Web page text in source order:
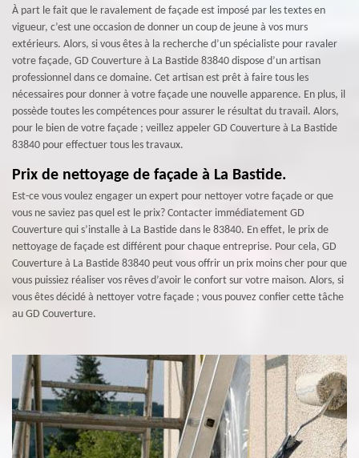
À part le fait que le ravalement de façade est imposé par les textes en
vigueur, c’est une occasion de donner un coup de jeune à vos murs
extérieurs. Alors, si vous êtes à la recherche d’un spécialiste pour ravaler
votre façade, GD Couverture à La Bastide 83840 dispose d’un artisan
professionnel dans ce domaine. Cet artisan est prêt à faire tous les
nécessaires pour donner à votre façade une nouvelle apparence. En plus, il
possède toutes les compétences pour assurer le résultat du travail. Alors,
pour le bien de votre façade ; veillez appeler GD Couverture à La Bastide
83840 pour effectuer tous les travaux.
Prix de nettoyage de façade à La Bastide.
Est-ce vous voulez engager un expert pour nettoyer votre façade or que
vous ne saviez pas quel est le prix? Contacter immédiatement GD
Couverture qui s’installe à La Bastide dans le 83840. En effet, le prix de
nettoyage de façade est différent pour chaque entreprise. Pour cela, GD
Couverture à La Bastide 83840 peut vous offrir un prix moins cher pour que
vous puissiez réaliser vos rêves d’avoir le confort sur votre maison. Alors, si
vous êtes décidé à nettoyer votre façade ; vous pouvez confier cette tâche
au GD Couverture.